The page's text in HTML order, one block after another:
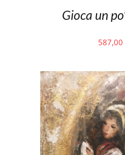
Gioca un
587,00